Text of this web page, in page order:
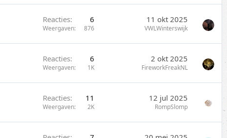
Reacties 6
Weergaven 876
11 okt 2025
VWLWinterswijk
Reacties 6
Weergaven 1K
2 okt 2025
FireworkFreakNL
Reacties 11
Weergaven 2K
12 jul 2025
RompSlomp